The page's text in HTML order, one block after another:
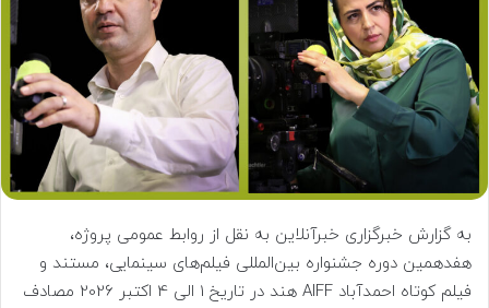
به گزارش خبرگزاری خبرآنلاین به نقل از روابط عمومی پروژه،
هفدهمین دوره جشنواره بین‌المللی فیلم‌های سینمایی، مستند و
فیلم کوتاه احمدآباد AIFF هند در تاریخ 1 الی 4 اکتبر 2026 مصادف